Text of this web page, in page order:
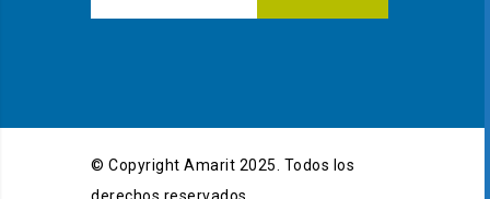
© Copyright Amarit 2025. Todos los
derechos reservados.